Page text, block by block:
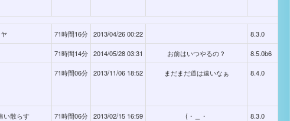
71時間16分 2013/04/26 00:22 8.3.0
71時間14分 2014/05/28 03:31 お前はいつやるの？ 8.5.0b6
71時間06分 2013/11/06 18:52 まだまだ道は遠いなぁ 8.4.0
い散らす 71時間06分 2013/02/15 16:59 (・＿・ 8.3.0